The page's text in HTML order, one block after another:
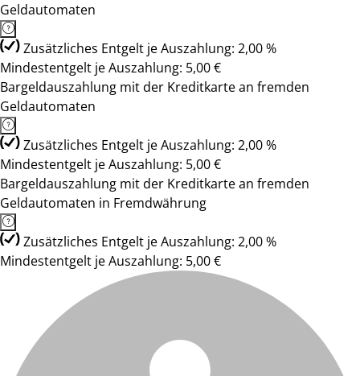
Geldautomaten
Zusätzliches Entgelt je Auszahlung: 2,00 %
Mindestentgelt je Auszahlung: 5,00 €
Bargeldauszahlung mit der Kreditkarte an fremden
Geldautomaten
Zusätzliches Entgelt je Auszahlung: 2,00 %
Mindestentgelt je Auszahlung: 5,00 €
Bargeldauszahlung mit der Kreditkarte an fremden
Geldautomaten in Fremdwährung
Zusätzliches Entgelt je Auszahlung: 2,00 %
Mindestentgelt je Auszahlung: 5,00 €